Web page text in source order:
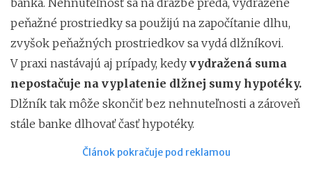
peňažné prostriedky sa použijú na započítanie dlhu,
zvyšok peňažných prostriedkov sa vydá dlžníkovi.
V praxi nastávajú aj prípady, kedy vydražená suma
nepostačuje na vyplatenie dlžnej sumy hypotéky.
Dlžník tak môže skončiť bez nehnuteľnosti a zároveň
stále banke dlhovať časť hypotéky.
Článok pokračuje pod reklamou